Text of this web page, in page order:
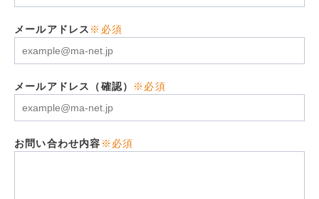
メールアドレス ※必須
メールアドレス（確認） ※必須
お問い合わせ内容 ※必須